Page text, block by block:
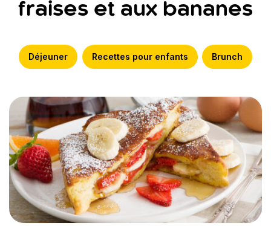
fraises et aux bananes
Déjeuner Recettes pour enfants Brunch